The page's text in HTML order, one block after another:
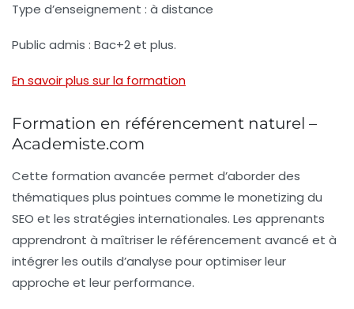
Type d’enseignement : à distance
Public admis : Bac+2 et plus.
En savoir plus sur la formation
Formation en référencement naturel –
Academiste.com
Cette formation avancée permet d’aborder des
thématiques plus pointues comme le monetizing du
SEO et les stratégies internationales. Les apprenants
apprendront à maîtriser le référencement avancé et à
intégrer les outils d’analyse pour optimiser leur
approche et leur performance.